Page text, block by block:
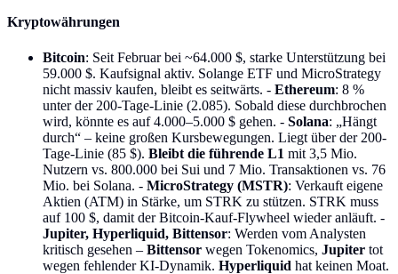
Kryptowährungen
Bitcoin: Seit Februar bei ~64.000 $, starke Unterstützung bei
59.000 $. Kaufsignal aktiv. Solange ETF und MicroStrategy
nicht massiv kaufen, bleibt es seitwärts. - Ethereum: 8 %
unter der 200-Tage-Linie (2.085). Sobald diese durchbrochen
wird, könnte es auf 4.000–5.000 $ gehen. - Solana: „Hängt
durch“ – keine großen Kursbewegungen. Liegt über der 200-
Tage-Linie (85 $). Bleibt die führende L1 mit 3,5 Mio.
Nutzern vs. 800.000 bei Sui und 7 Mio. Transaktionen vs. 76
Mio. bei Solana. - MicroStrategy (MSTR): Verkauft eigene
Aktien (ATM) in Stärke, um STRK zu stützen. STRK muss
auf 100 $, damit der Bitcoin-Kauf-Flywheel wieder anläuft. -
Jupiter, Hyperliquid, Bittensor: Werden vom Analysten
kritisch gesehen – Bittensor wegen Tokenomics, Jupiter tot
wegen fehlender KI-Dynamik. Hyperliquid hat keinen Moat.